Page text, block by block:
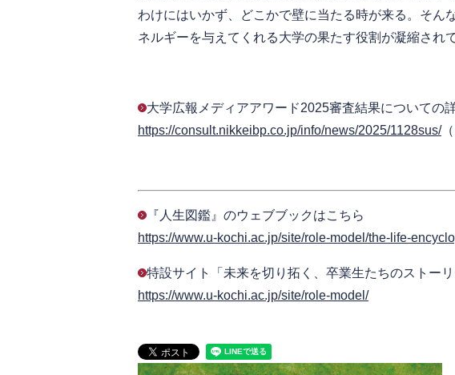
わけにはいかず、どこかで壁に当たる時が来る。そ
ネルギーを与えてくれる大学の果たす役割が凝縮され
大学広報メディアアワード2025審査結果についての
https://consult.nikkeibp.co.jp/info/news/2025/1128sus/
『人生図鑑』のウェブブックはこちら
https://www.u-kochi.ac.jp/site/role-model/the-life-
特設サイト「未来を切り拓く、卒業生たちのストー
https://www.u-kochi.ac.jp/site/role-model/